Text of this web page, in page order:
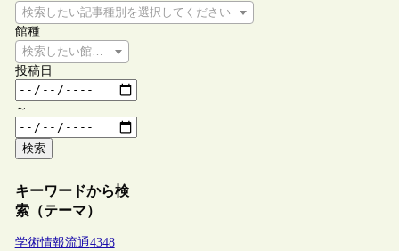
検索したい記事種別を選択してください
館種
検索したい館種を選択してください
投稿日
～
検索
キーワードから検
索（テーマ）
学術情報流通4348